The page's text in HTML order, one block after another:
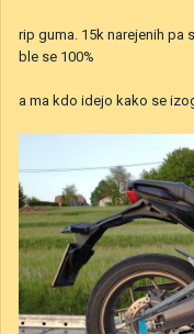
rip guma. 15k narejenih pa
ble se 100%
a ma kdo idejo kako se